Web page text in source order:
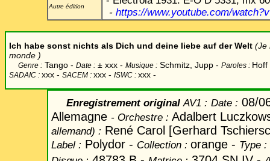
Autre édition
- https://www.youtube.com/
Ich habe sonst nichts als Dich und deine liebe auf der Welt (Je
monde )
Genre : Tango - Date : ± xxx - Musique : Schmitz, Jupp - Paroles : Hoff
SADAIC : xxx - SACEM : xxx - ISWC : xxx -
Enregistrement originalAV1 : Date : 08/
Allemagne - Orchestre : Adalbert
allemand) : René Carol [Gerhard
Label : Polydor - Collection : orange - Type :